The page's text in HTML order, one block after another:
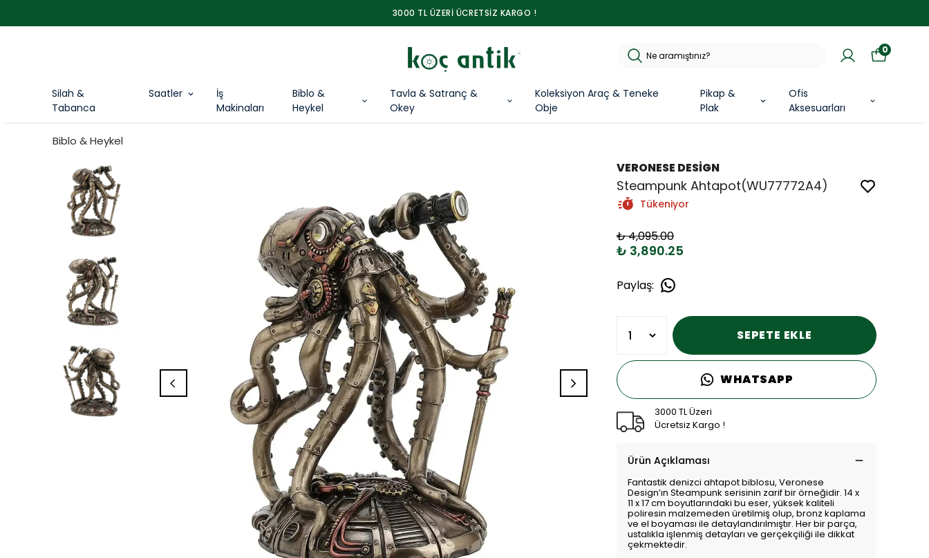
3000 TL ÜZERİ ÜCRETSİZ KARGO !
Silah &
Tabanca
Saatler
İş
Makinaları
Biblo &
Heykel
Tavla & Satranç &
Okey
Koleksiyon Araç & Teneke
Obje
Pikap &
Plak
Ofis
Aksesuarları
0
Biblo & Heykel
VERONESE DESİGN
Steampunk Ahtapot(WU77772A4)
Tükeniyor
₺ 4,095.00
₺ 3,890.25
Paylaş:
SEPETE EKLE
WHATSAPP
3000 TL Üzeri
Ücretsiz Kargo !
Ürün Açıklaması
Fantastik denizci ahtapot biblosu, Veronese
Design’ın Steampunk serisinin zarif bir örneğidir. 14 x
11 x 17 cm boyutlarındaki bu eser, yüksek kaliteli
poliresin malzemeden üretilmiş olup, bronz kaplama
ve el boyaması ile detaylandırılmıştır. Her bir parça,
ustalıkla işlenmiş detayları ve gerçekçiliği ile dikkat
çekmektedir.